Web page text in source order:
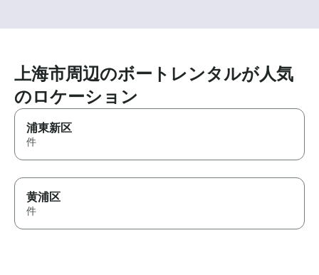
上海市周辺のボートレンタルが人気
のロケーション
浦東新区
件
黄浦区
件